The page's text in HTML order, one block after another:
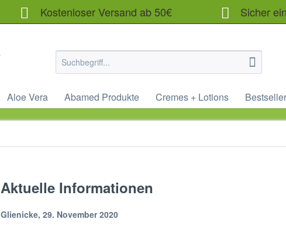
Kostenloser Versand ab 50€ Sicher
Aloe Vera Abamed Produkte Cremes + Lotions Bestseller
Aktuelle Informationen
Glienicke, 29. November 2020